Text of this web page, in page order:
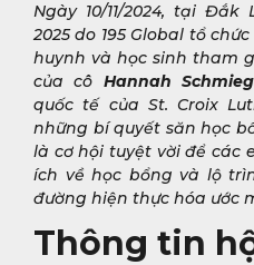
Ngày 10/11/2024, tại
2025 do 195 Global tổ
huynh và học sinh tham
của cô Hannah
quốc tế của St. Croix
những bí quyết săn học
là cơ hội tuyệt vời để các
ích về học bổng và lộ
đường hiện thực hóa ước
Thông tin